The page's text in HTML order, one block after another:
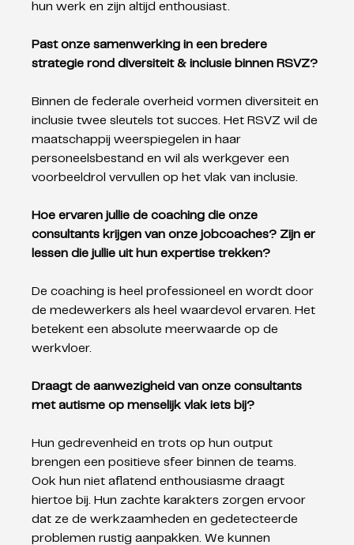
hun werk en zijn altijd enthousiast.
Past onze samenwerking in een bredere
strategie rond diversiteit & inclusie binnen RSVZ?
Binnen de federale overheid vormen diversiteit en
inclusie twee sleutels tot succes. Het RSVZ wil de
maatschappij weerspiegelen in haar
personeelsbestand en wil als werkgever een
voorbeeldrol vervullen op het vlak van inclusie.
Hoe ervaren jullie de coaching die onze
consultants krijgen van onze jobcoaches? Zijn er
lessen die jullie uit hun expertise trekken?
De coaching is heel professioneel en wordt door
de medewerkers als heel waardevol ervaren. Het
betekent een absolute meerwaarde op de
werkvloer.
Draagt de aanwezigheid van onze consultants
met autisme op menselijk vlak iets bij?
Hun gedrevenheid en trots op hun output
brengen een positieve sfeer binnen de teams.
Ook hun niet aflatend enthousiasme draagt
hiertoe bij. Hun zachte karakters zorgen ervoor
dat ze de werkzaamheden en gedetecteerde
problemen rustig aanpakken. We kunnen